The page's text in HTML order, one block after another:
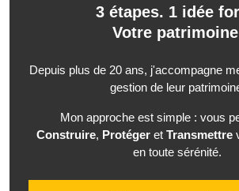
3 étapes. 1 idée
Votre
Depuis plus de 20 ans, j'accompagne
gestion de leur
Mon approche est simple : vous
Construire, Protégeret Transmettre
en toute sérénité.